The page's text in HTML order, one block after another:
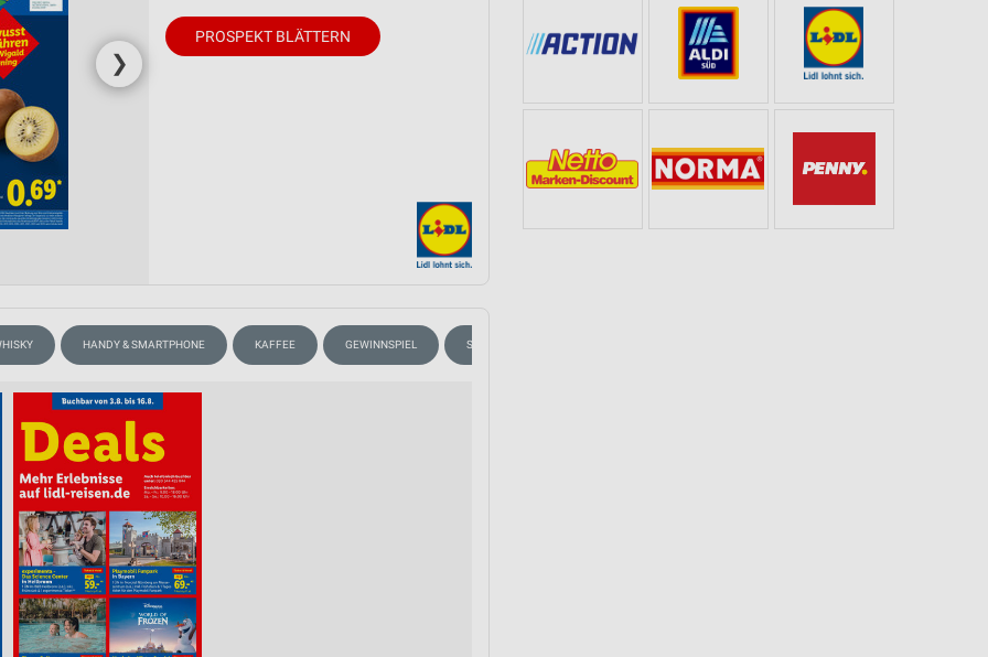
❯
PROSPEKT BLÄTTERN
HANDY & SMARTPHONE KAFFEE GEWINNSPIEL SOMMER & SONNE